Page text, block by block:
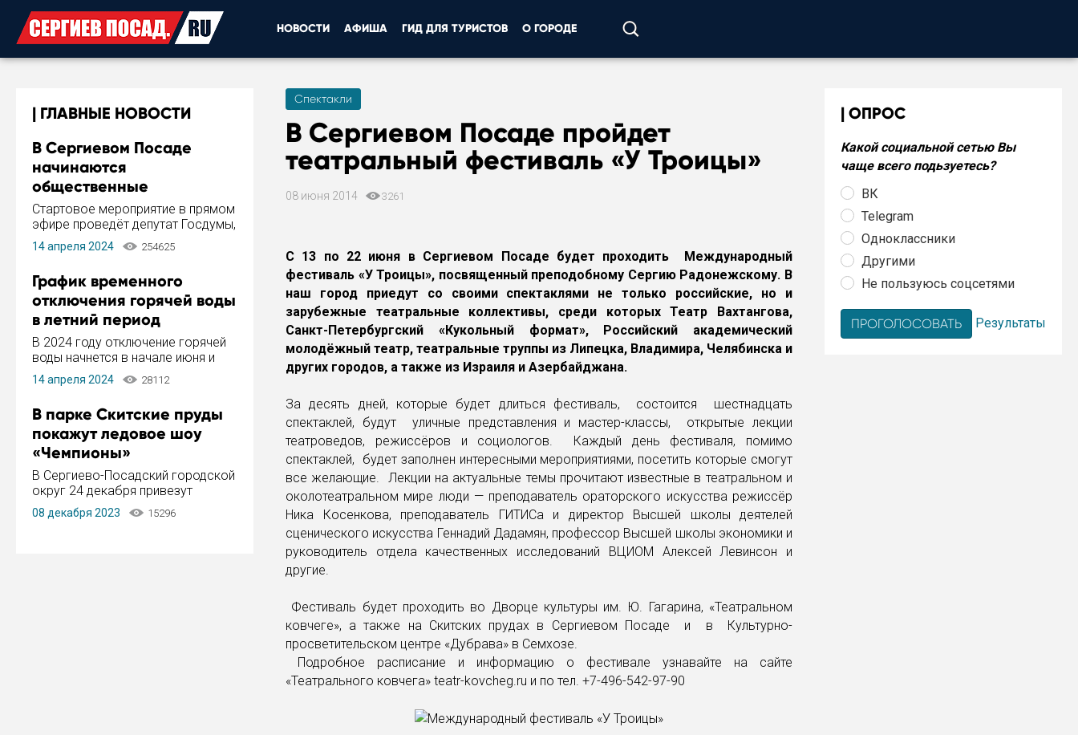
НОВОСТИ АФИША ГИД ДЛЯ ТУРИСТОВ О ГОРОДЕ
ГЛАВНЫЕ НОВОСТИ
В Сергиевом Посаде
начинаются
общественные
обсуждения Стратегии
развития города
Стартовое мероприятие в прямом
эфире проведёт депутат Госдумы,
инициатор и автор Концепции
развития Сергиева Посада и
Пахомов.
14 апреля 2024 254625
График временного
отключения горячей воды
в летний период
В 2024 году отключение горячей
воды начнется в начале июня и
завершится в конце августа.
Период отключения составит не
14 апреля 2024 28112
В парке Скитские пруды
покажут ледовое шоу
«Чемпионы»
В Сергиево-Посадский городской
округ 24 декабря привезут
ледовый тур «Чемпионы»
заслуженного мастера спорта,
08 декабря 2023 15296
Спектакли
В Сергиевом Посаде пройдет
театральный фестиваль «У Троицы»
08 июня 2014 3261
С 13 по 22 июня в Сергиевом Посаде будет проходить Международный
фестиваль «У Троицы», посвященный преподобному Сергию Радонежскому. В
наш город приедут со своими спектаклями не только российские, но и
зарубежные театральные коллективы, среди которых Театр Вахтангова,
Санкт-Петербургский «Кукольный формат», Российский академический
молодёжный театр, театральные труппы из Липецка, Владимира, Челябинска и
других городов, а также из Израиля и Азербайджана.
За десять дней, которые будет длиться фестиваль, состоится шестнадцать
спектаклей, будут уличные представления и мастер-классы, открытые лекции
театроведов, режиссёров и социологов. Каждый день фестиваля, помимо
спектаклей, будет заполнен интересными мероприятиями, посетить которые смогут
все желающие. Лекции на актуальные темы прочитают известные в театральном и
околотеатральном мире люди — преподаватель ораторского искусства режиссёр
Ника Косенкова, преподаватель ГИТИСа и директор Высшей школы деятелей
сценического искусства Геннадий Дадамян, профессор Высшей школы экономики и
руководитель отдела качественных исследований ВЦИОМ Алексей Левинсон и
другие.
Фестиваль будет проходить во Дворце культуры им. Ю. Гагарина, «Театральном
ковчеге», а также на Скитских прудах в Сергиевом Посаде и в Культурно-
просветительском центре «Дубрава» в Семхозе.
Подробное расписание и информацию о фестивале узнавайте на сайте
«Театрального ковчега» teatr-kovcheg.ru и по тел. +7-496-542-97-90
ОПРОС
Какой социальной сетью Вы
чаще всего подьзуетесь?
ВК
Telegram
Одноклассники
Другими
Не пользуюсь соцсетями
Результаты